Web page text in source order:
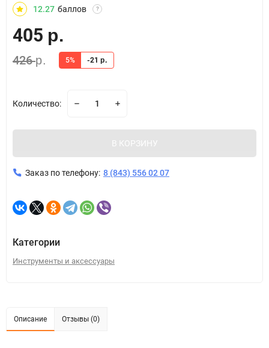
12.27 баллов ?
405 р.
426р. 5% -21 р.
Количество:
В КОРЗИНУ
Заказ по телефону: 8 (843) 556 02 07
Категории
Инструменты и аксессуары
Описание Отзывы (0)